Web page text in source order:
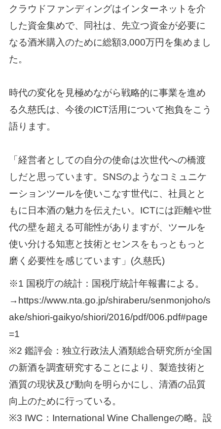
クラウドファンディングはインターネットを介
した資金集めで、同社は、先立つ資金が必要に
なる酒米購入のために総額3,000万円を集めまし
た。
時代の変化を見極めながら戦略的に事業を進め
る久慈氏は、今後のICT活用について抱負をこう
語ります。
「経営者としての自分の使命は次世代への橋渡
しだと思っています。SNSのようなコミュニケ
ーションツールを使いこなす世代に、社員とと
もに日本酒の魅力を伝えたい。ICTには距離や世
代の壁を超える可能性がありますが、ツールを
使い分ける知恵と技術とセンスをもっともっと
磨く必要性を感じています」(久慈氏)
※1 国税庁の統計：国税庁統計年報書による。
→https://www.nta.go.jp/shiraberu/senmonjoho/s
ake/shiori-gaikyo/shiori/2016/pdf/006.pdf#page
=1
※2 鑑評会：独立行政法人酒類総合研究所が全国
の新酒を調査研究することにより、製造技術と
酒質の現状及び動向を明らかにし、清酒の品質
向上のために行っている。
※3 IWC：International Wine Challengeの略。設